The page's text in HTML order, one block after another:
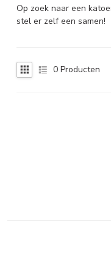
Op zoek naar een
stel er zelf een samen!
0 Producten